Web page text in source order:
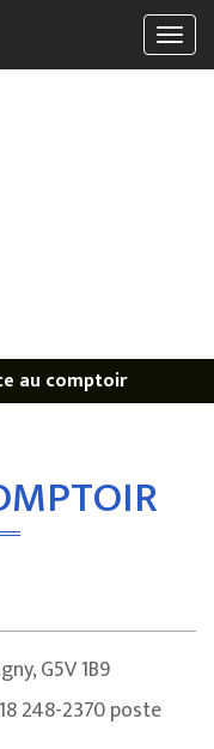
au comptoir
G5V 1B9
248-2370 poste